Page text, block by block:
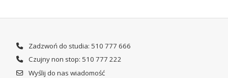
Zadzwoń do studia: 510 777 666
Czujny non stop: 510 777 222
Wyślij do nas wiadomość